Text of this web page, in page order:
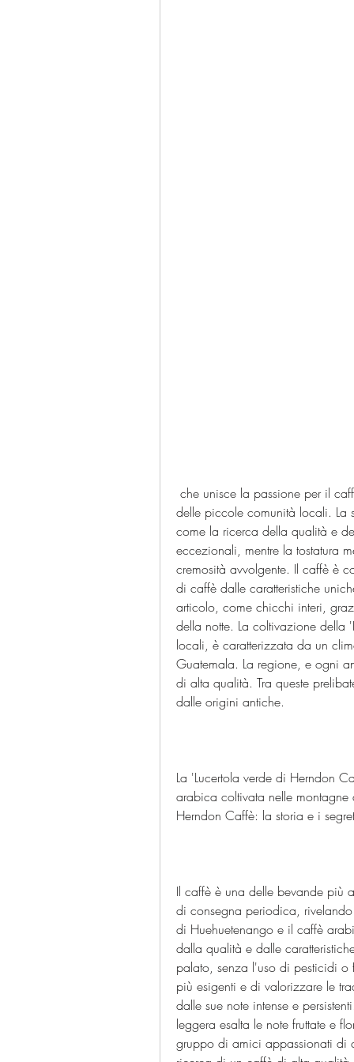
delle piccole comunità locali. La
come la ricerca della qualità e
eccezionali, mentre la tostatura
cremosità avvolgente. Il caffè è
di caffè dalle caratteristiche
articolo, come chicchi interi,
della notte. La coltivazione della
locali, è caratterizzata da un
Guatemala. La regione, e ogni
di alta qualità. Tra queste
dalle origini antiche.
La 'Lucertola verde di Herndon
arabica coltivata nelle montagne
Herndon Caffè: la storia e i
Il caffè è una delle bevande più
di consegna periodica,
di Huehuetenango e il caffè
dalla qualità e dalle
palato, senza l'uso di pesticidi
più esigenti e di valorizzare le
dalle sue note intense e
leggera esalta le note fruttate e
gruppo di amici appassionati di